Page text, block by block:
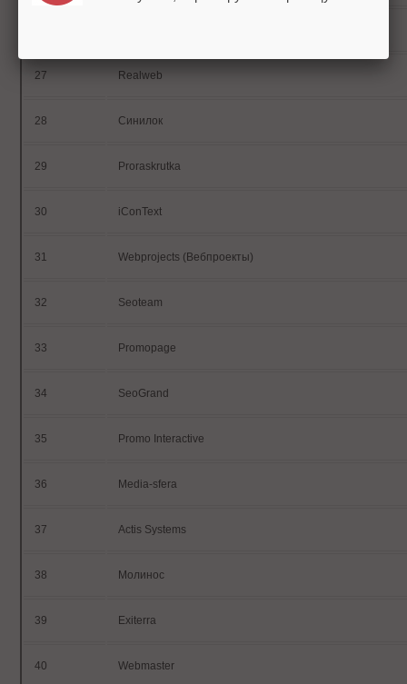
27 Realweb
28 Синилок
29 Proraskrutka
30 iConText
31 Webprojects (Вебпроекты)
32 Seoteam
33 Promopage
34 SeoGrand
35 Promo Interactive
36 Media-sfera
37 Actis Systems
38 Молинос
39 Exiterra
40 Webmaster